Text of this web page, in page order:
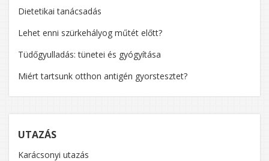
Dietetikai tanácsadás
Lehet enni szürkehályog műtét előtt?
Tüdőgyulladás: tünetei és gyógyítása
Miért tartsunk otthon antigén gyorstesztet?
UTAZÁS
Karácsonyi utazás